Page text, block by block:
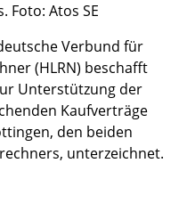
Foto: Atos SE
Verbund für
(HLRN) beschafft
Unterstützung der
Kaufverträge
den beiden
unterzeichnet.